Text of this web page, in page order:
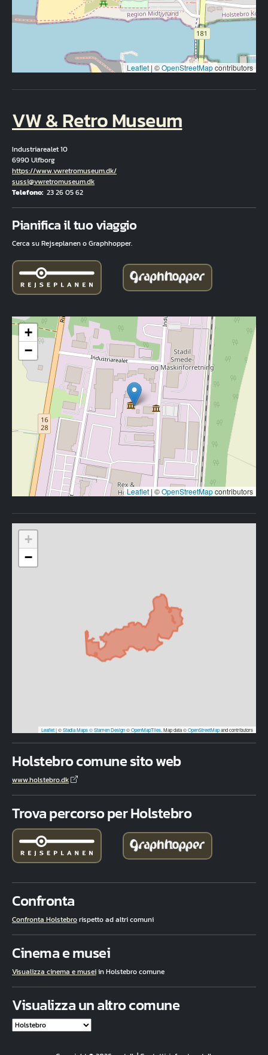
Leaflet | ©OpenStreetMapcontributors
VW & Retro Museum
Industriarealet 10
6990 Ulfborg
Hjemmeside
https://www.vwretromuseum.dk/
E-mail
sussi@vwretromuseum.dk
Telefono 23 26 05 62
Pianifica il tuo viaggio
Cerca su Rejseplanen o Graphhopper.
+
−
Leaflet | ©OpenStreetMapcontributors
+
−
Leaflet|©Stadia Maps© Stamen Design©OpenMapTiles . Map data ©OpenStreetMapand contributors
Holstebro comune sito web
www.holstebro.dk
Trova percorso per Holstebro
Confronta
Confronta Holstebrorispetto ad altri comuni
Cinema e musei
Visualizza cinema e museiin Holstebro comune
Visualizza un altro comune